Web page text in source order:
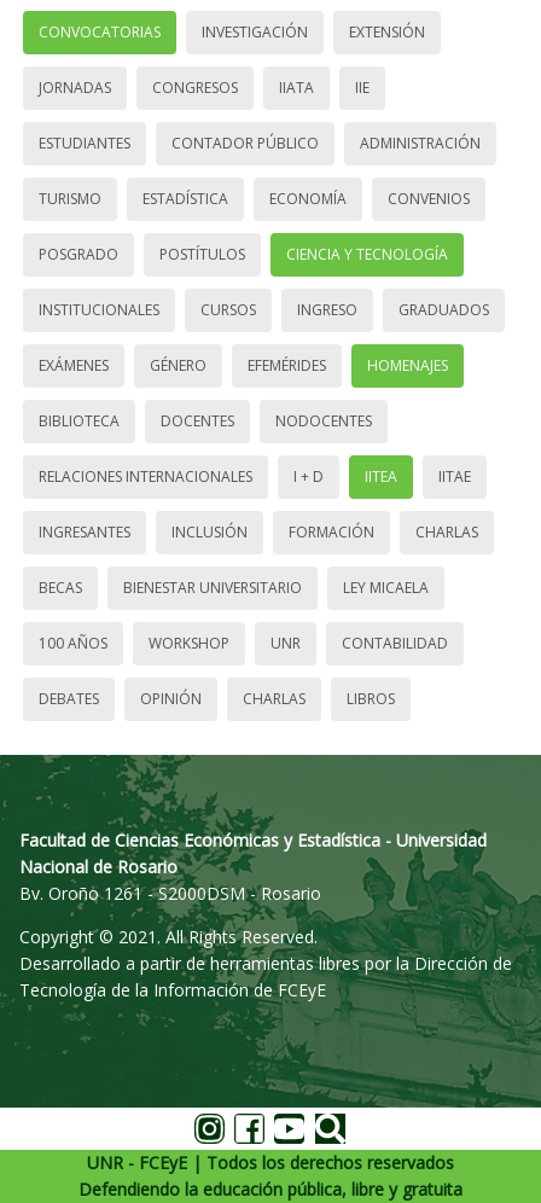
CONVOCATORIAS INVESTIGACIÓN EXTENSIÓN
JORNADAS CONGRESOS IIATA IIE
ESTUDIANTES CONTADOR PÚBLICO ADMINISTRACIÓN
TURISMO ESTADÍSTICA ECONOMÍA CONVENIOS
POSGRADO POSTÍTULOS CIENCIA Y TECNOLOGÍA
INSTITUCIONALES CURSOS INGRESO GRADUADOS
EXÁMENES GÉNERO EFEMÉRIDES HOMENAJES
BIBLIOTECA DOCENTES NODOCENTES
RELACIONES INTERNACIONALES I + D IITEA IITAE
INGRESANTES INCLUSIÓN FORMACIÓN CHARLAS
BECAS BIENESTAR UNIVERSITARIO LEY MICAELA
100 AÑOS WORKSHOP UNR CONTABILIDAD
DEBATES OPINIÓN CHARLAS LIBROS
Facultad de Ciencias Económicas y Estadística - Universidad
Nacional de Rosario
Bv. Oroño 1261 - S2000DSM - Rosario
Copyright © 2021. All Rights Reserved.
Desarrollado a partir de herramientas libres por la Dirección de
Tecnología de la Información de FCEyE
UNR - FCEyE | Todos los derechos reservados
Defendiendo la educación pública, libre y gratuita